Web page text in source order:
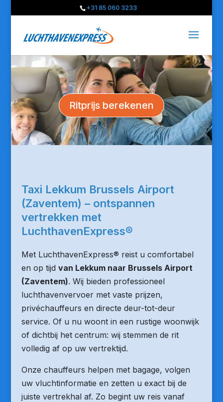
+31 85 060 3233
Ritprijs berekenen
Taxi Lekkum Brussels Airport
(Zaventem) – ontspannen
vertrekken met
LuchthavenExpress®
Met LuchthavenExpress® reist u comfortabel
en op tijd van Lekkum naar Brussels Airport
(Zaventem). Wij bieden professioneel
luchthavenvervoer met vaste prijzen,
privéchauffeurs en directe deur-tot-deur
service. Of u nu woont in een rustige woonwijk
of dichtbij het centrum: wij stemmen de rit
volledig af op uw vertrektijd.
Onze chauffeurs helpen met bagage, volgen
uw vluchtinformatie en zetten u exact bij de
juiste vertrekhal af. Zo begint uw reis vanaf